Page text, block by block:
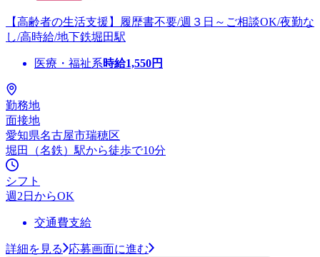
【高齢者の生活支援】履歴書不要/週３日～ご相談OK/夜勤な
し/高時給/地下鉄堀田駅
医療・福祉系時給1,550円
勤務地
面接地
愛知県名古屋市瑞穂区
堀田（名鉄）駅から徒歩で10分
シフト
週2日からOK
交通費支給
詳細を見る 応募画面に進む